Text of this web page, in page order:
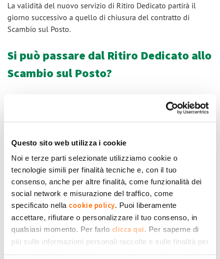
Questo sito web utilizza i cookie
Noi e terze parti selezionate utilizziamo cookie o
tecnologie simili per finalità tecniche e, con il tuo
consenso, anche per altre finalità, come funzionalità dei
social network e misurazione del traffico, come
specificato nella cookie policy. Puoi liberamente
accettare, rifiutare o personalizzare il tuo consenso, in
qualsiasi momento. Per farlo clicca qui. Per saperne di
più sulle informazioni personali raccolte e sulle finalità per
le quali tali informazioni saranno utilizzate, si prega di
La validità del nuovo servizio di Ritiro Dedicato partirà il
giorno successivo a quello di chiusura del contratto di
Scambio sul Posto.
Si può passare dal Ritiro Dedicato allo
Scambio sul Posto?
Si, è possibile anche passare dal Ritiro Dedicato allo
Scambio sul Posto. In questo caso, la procedura però è più
lunga e complessa. La prima operazione da effettuare è
va effettuata con un preavviso minimo di 60 giorni, come
stabilito dalla convenzione. A questo linksul sito del GSE è
illustrata la procedura da seguire.
Inoltre, in caso di impianto non incentivato in Conto Energia,
con sottoscrizione di istanza RID in regime di cessione totale,
il titolare dell'impianto dovrà procedere preventivamente
con una variazione del regime di cessione, che da totale
dovrà divenire parziale, come spiegatoqui.